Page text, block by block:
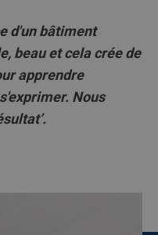
d'un bâtiment
beau et cela crée de
apprendre
Nous